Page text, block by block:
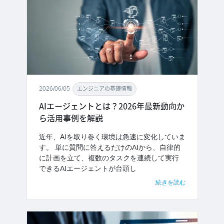
2026/06/05 エンジニアの基礎情報
AIエージェントとは？2026年最新動向か
ら活用事例を解説
近年、AIを取り巻く環境は急速に変化していま
す。 単に質問に答えるだけのAIから、自律的
に計画を立て、複数のタスクを連続して実行
できるAIエージェントが台頭し
続きを読む